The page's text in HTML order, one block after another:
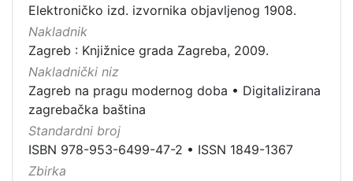
Elektroničko izd. izvornika objavljenog 1908.
Nakladnik
Zagreb : Knjižnice grada Zagreba, 2009.
Nakladnički niz
Zagreb na pragu modernog doba • Digitalizirana
zagrebačka baština
Standardni broj
ISBN 978-953-6499-47-2 • ISSN 1849-1367
Zbirka